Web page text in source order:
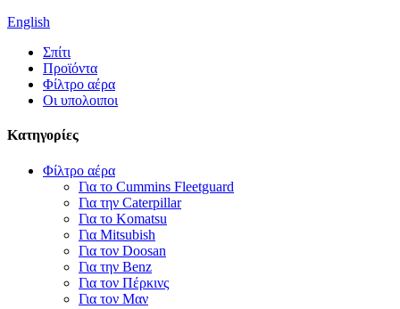
English
Σπίτι
Προϊόντα
Φίλτρο αέρα
Οι υπολοιποι
Κατηγορίες
Φίλτρο αέρα
Για το Cummins Fleetguard
Για την Caterpillar
Για το Komatsu
Για Mitsubish
Για τον Doosan
Για την Benz
Για τον Πέρκινς
Για τον Μαν